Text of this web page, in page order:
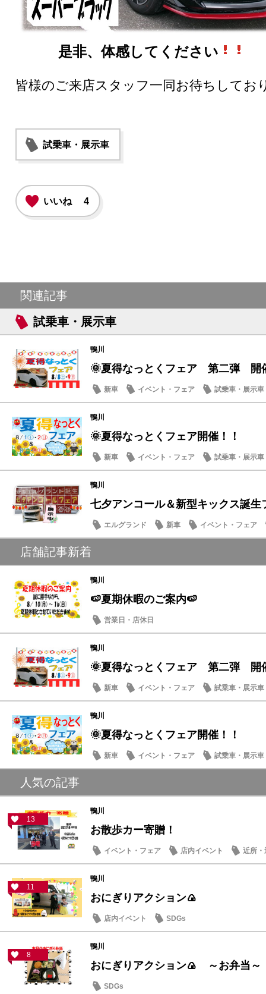
是非、体感してください
皆様のご来店スタッフ一同お待ちしてお
試乗車・展示車
いいね 4
関連記事
試乗車・展示車
鴨川
🌞夏得なっとくフェア 第二弾 開
新車 イベント・フェア
試乗車・展示車
営業日・店休日
鴨川
🌞夏得なっとくフェア開催！！
新車 イベント・フェア 試乗車・展示車
鴨川
七夕アンコール＆新型キックス誕
エルグランド 新車
イベント・フェア
メンテナンス商品
店舗記事新着
鴨川
🍉夏期休暇のご案内🍉
営業日・店休日
鴨川
🌞夏得なっとくフェア 第二弾 開
新車 イベント・フェア
試乗車・展示車
営業日・店休日
鴨川
🌞夏得なっとくフェア開催！！
新車 イベント・フェア 試乗車・展示車
人気の記事
13
鴨川
お散歩カー寄贈！
イベント・フェア 店内イベント 近所・
11
鴨川
おにぎりアクション🍙
店内イベント SDGs
8
鴨川
おにぎりアクション🍙 ～お弁当～
SDGs